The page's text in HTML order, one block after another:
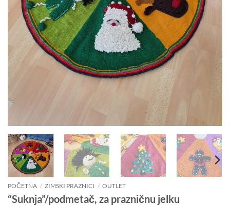
POČETNA / ZIMSKI PRAZNICI / OUTLET
“Suknja”/podmetač, za prazničnu jelku